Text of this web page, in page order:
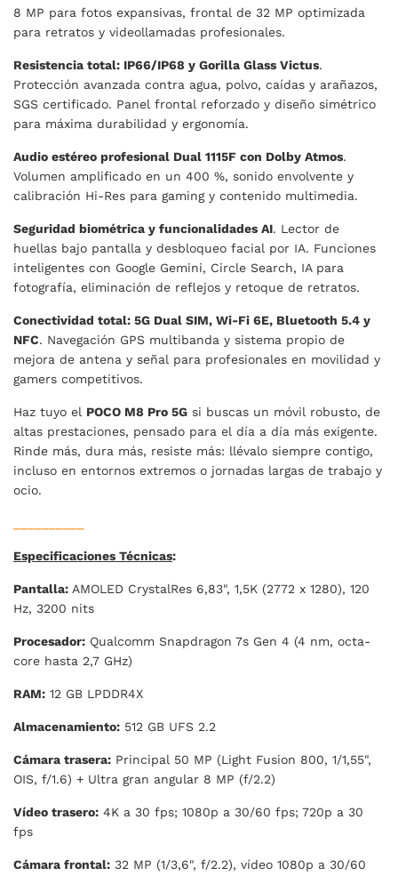
8 MP para fotos expansivas, frontal de 32 MP optimizada
para retratos y videollamadas profesionales.
Resistencia total: IP66/IP68 y Gorilla Glass Victus.
Protección avanzada contra agua, polvo, caídas y arañazos,
SGS certificado. Panel frontal reforzado y diseño simétrico
para máxima durabilidad y ergonomía.
Audio estéreo profesional Dual 1115F con Dolby Atmos.
Volumen amplificado en un 400 %, sonido envolvente y
calibración Hi-Res para gaming y contenido multimedia.
Seguridad biométrica y funcionalidades AI. Lector de
huellas bajo pantalla y desbloqueo facial por IA. Funciones
inteligentes con Google Gemini, Circle Search, IA para
fotografía, eliminación de reflejos y retoque de retratos.
Conectividad total: 5G Dual SIM, Wi-Fi 6E, Bluetooth 5.4 y
NFC. Navegación GPS multibanda y sistema propio de
mejora de antena y señal para profesionales en movilidad y
gamers competitivos.
Haz tuyo el POCO M8 Pro 5G si buscas un móvil robusto, de
altas prestaciones, pensado para el día a día más exigente.
Rinde más, dura más, resiste más: llévalo siempre contigo,
incluso en entornos extremos o jornadas largas de trabajo y
ocio.
Especificaciones Técnicas:
Pantalla: AMOLED CrystalRes 6,83", 1,5K (2772 x 1280), 120
Hz, 3200 nits
Procesador: Qualcomm Snapdragon 7s Gen 4 (4 nm, octa-
core hasta 2,7 GHz)
RAM: 12 GB LPDDR4X
Almacenamiento: 512 GB UFS 2.2
Cámara trasera: Principal 50 MP (Light Fusion 800, 1/1,55",
OIS, f/1.6) + Ultra gran angular 8 MP (f/2.2)
Vídeo trasero: 4K a 30 fps; 1080p a 30/60 fps; 720p a 30
fps
Cámara frontal: 32 MP (1/3,6", f/2.2), vídeo 1080p a 30/60